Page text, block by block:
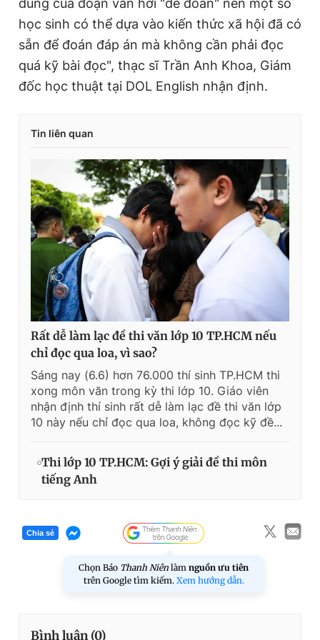
dung của đoạn văn hơi "dễ đoán" nên một số
học sinh có thể dựa vào kiến thức xã hội đã có
sẵn để đoán đáp án mà không cần phải đọc
quá kỹ bài đọc", thạc sĩ Trần Anh Khoa, Giám
đốc học thuật tại DOL English nhận định.
Tin liên quan
Rất dễ làm lạc đề thi văn lớp 10 TP.HCM nếu
chỉ đọc qua loa, vì sao?
Sáng nay (6.6) hơn 76.000 thí sinh TP.HCM thi
xong môn văn trong kỳ thi lớp 10. Giáo viên
nhận định thí sinh rất dễ làm lạc đề thi văn lớp
10 này nếu chỉ đọc qua loa, không đọc kỹ đề...
Thi lớp 10 TP.HCM: Gợi ý giải đề thi môn
tiếng Anh
Chia sẻ
Chọn Báo Thanh Niên làm nguồn ưu tiên
trên Google tìm kiếm. Xem hướng dẫn.
Bình luận (0)